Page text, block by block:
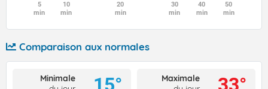
5
min
10
min
20
min
30
min
40
min
50
min
Comparaison aux normales
Minimale
Maximale